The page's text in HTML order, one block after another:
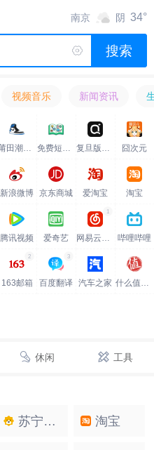
南京 阴 34°
搜索
视频音乐 新闻资讯
莆田潮牌鞋服-工厂直销 免费短视频解析下载 复旦版Codex 囧次元
新浪微博 京东商城 爱淘宝 淘宝
腾讯视频 爱奇艺
1
网易云音乐 哔哩哔哩
2
163邮箱
3
百度翻译 汽车之家 什么值得买
休闲 工具
苏宁易购 淘宝